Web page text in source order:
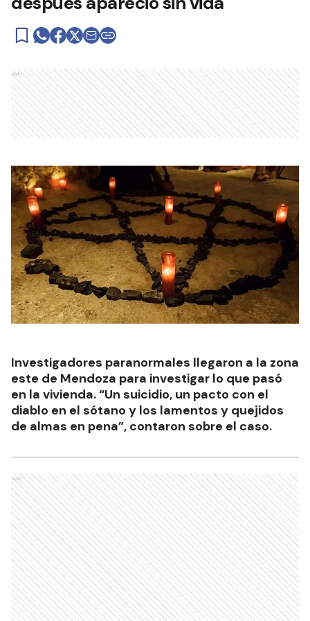
Ads
Investigadores paranormales llegaron a la zona
este de Mendoza para investigar lo que pasó
en la vivienda. “Un suicidio, un pacto con el
diablo en el sótano y los lamentos y quejidos
de almas en pena”, contaron sobre el caso.
Ads